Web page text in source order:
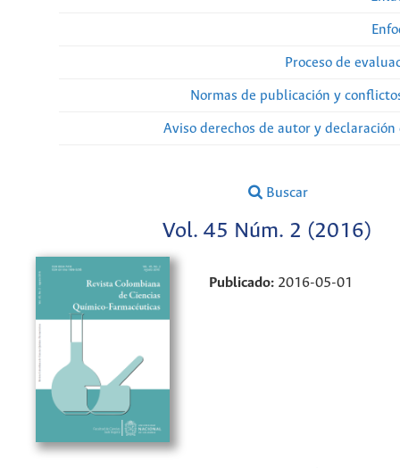
Proceso de
Normas de publicación y
Aviso derechos de autor y
Buscar
Vol. 45 Núm. 2 (2016)
Publicado: 2016-05-01